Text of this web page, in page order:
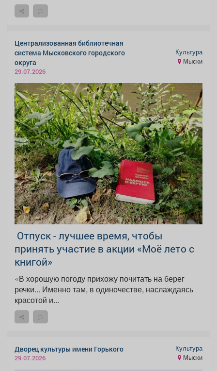
Централизованная библиотечная
система Мысковского городского
округа
29.07.2026
Культура
Мыски
️ Отпуск - лучшее время, чтобы
принять участие в акции «Моё лето с
книгой»
«В хорошую погоду прихожу почитать на берег
речки... Именно там, в одиночестве, наслаждаясь
красотой и...
Дворец культуры имени Горького
29.07.2026
Культура
Мыски